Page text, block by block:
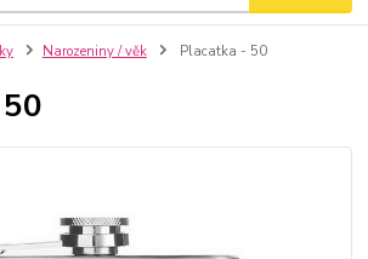
Narozeniny / věk Placatka - 50